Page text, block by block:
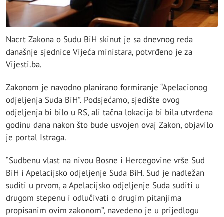
Nacrt Zakona o Sudu BiH skinut je sa dnevnog reda
današnje sjednice Vijeća ministara, potvrđeno je za
Vijesti.ba.
Zakonom je navodno planirano formiranje “Apelacionog
odjeljenja Suda BiH”. Podsjećamo, sjedište ovog
odjeljenja bi bilo u RS, ali tačna lokacija bi bila utvrđena
godinu dana nakon što bude usvojen ovaj Zakon, objavilo
je portal Istraga.
“Sudbenu vlast na nivou Bosne i Hercegovine vrše Sud
BiH i Apelacijsko odjeljenje Suda BiH. Sud je nadležan
suditi u prvom, a Apelacijsko odjeljenje Suda suditi u
drugom stepenu i odlučivati o drugim pitanjima
propisanim ovim zakonom”, navedeno je u prijedlogu